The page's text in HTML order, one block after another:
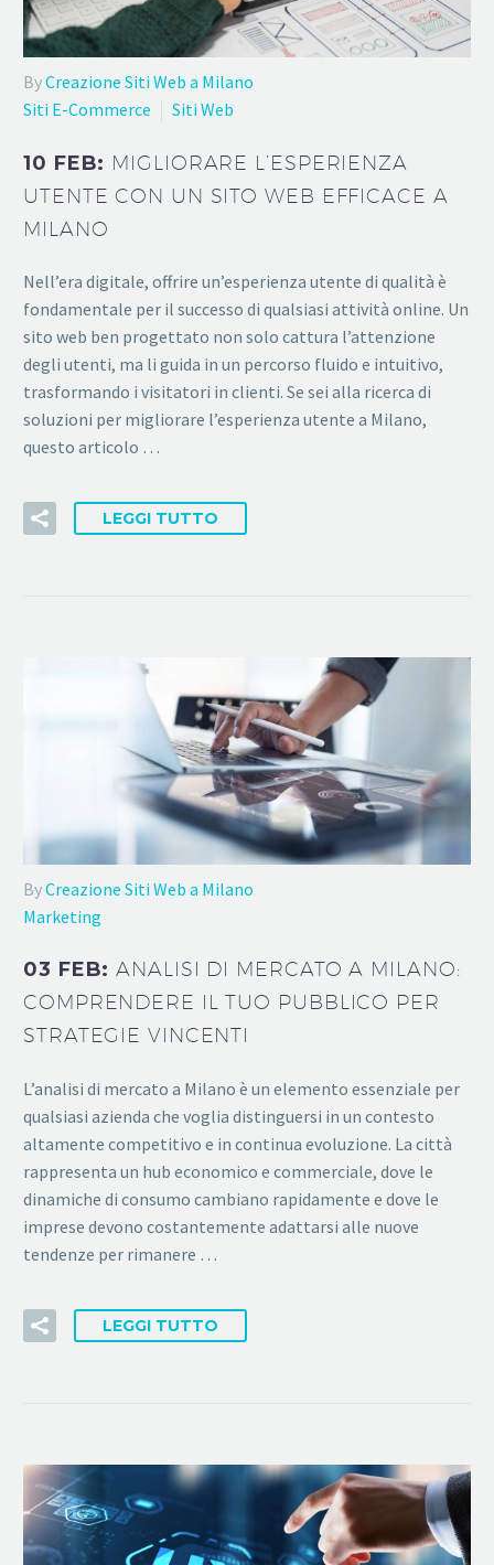
ByCreazione Siti Web a Milano
Siti E-Commerce
Siti Web
10 FEB: MIGLIORARE L’ESPERIENZA
UTENTE CON UN SITO WEB EFFICACE A
MILANO
Nell’era digitale, offrire un’esperienza utente di qualità è
fondamentale per il successo di qualsiasi attività online. Un
sito web ben progettato non solo cattura l’attenzione
degli utenti, ma li guida in un percorso fluido e intuitivo,
trasformando i visitatori in clienti. Se sei alla ricerca di
soluzioni per migliorare l’esperienza utente a Milano,
questo articolo …
LEGGI TUTTO
ByCreazione Siti Web a Milano
Marketing
03 FEB:ANALISI DI MERCATO A MILANO:
COMPRENDERE IL TUO PUBBLICO PER
STRATEGIE VINCENTI
L’analisi di mercato a Milano è un elemento essenziale per
qualsiasi azienda che voglia distinguersi in un contesto
altamente competitivo e in continua evoluzione. La città
rappresenta un hub economico e commerciale, dove le
dinamiche di consumo cambiano rapidamente e dove le
imprese devono costantemente adattarsi alle nuove
tendenze per rimanere …
LEGGI TUTTO